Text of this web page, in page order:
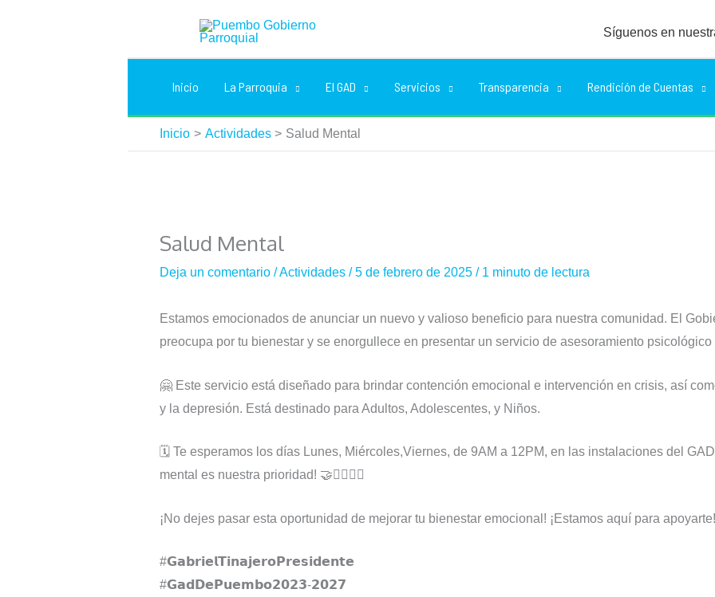
Síguenos en
Inicio La Parroquia El GAD Servicios Transparencia Rendición de Cuentas
Inicio Actividades Salud Mental
Salud Mental
Deja un comentario /Actividades /5 de febrero de 2025 / 1 minuto de lectura
Estamos emocionados de anunciar un nuevo y valioso beneficio para nuestra comunidad. El
preocupa por tu bienestar y se enorgullece en presentar un servicio de asesoramiento psicológico
🤗 Este servicio está diseñado para brindar contención emocional e intervención en crisis, así
y la depresión. Está destinado para Adultos, Adolescentes, y Niños.
🗓️ Te esperamos los días Lunes, Miércoles,Viernes, de 9AM a 12PM, en las instalaciones del
mental es nuestra prioridad! 🤝💆‍♂️💆‍♀️
¡No dejes pasar esta oportunidad de mejorar tu bienestar emocional! ¡Estamos aquí para
#𝗚𝗮𝗯𝗿𝗶𝗲𝗹𝗧𝗶𝗻𝗮𝗷𝗲𝗿𝗼𝗣𝗿𝗲𝘀𝗶𝗱𝗲𝗻𝘁𝗲⁣
#𝗚𝗮𝗱𝗗𝗲𝗣𝘂𝗲𝗺𝗯𝗼⁣𝟮𝟬𝟮𝟯-𝟮𝟬𝟮𝟳